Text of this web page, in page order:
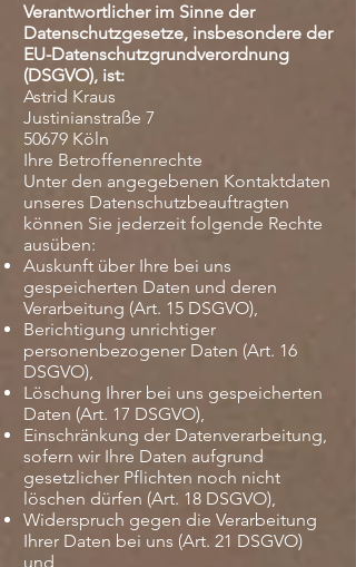
Verantwortlicher im Sinne der
Datenschutzgesetze, insbesondere der
EU-Datenschutzgrundverordnung
(DSGVO), ist:
Astrid Kraus
Justinianstraße 7
50679 Köln
Ihre Betroffenenrechte
Unter den angegebenen Kontaktdaten
unseres Datenschutzbeauftragten
können Sie jederzeit folgende Rechte
ausüben:
Auskunft über Ihre bei uns
gespeicherten Daten und deren
Verarbeitung (Art. 15 DSGVO),
Berichtigung unrichtiger
personenbezogener Daten (Art. 16
DSGVO),
Löschung Ihrer bei uns gespeicherten
Daten (Art. 17 DSGVO),
Einschränkung der Datenverarbeitung,
sofern wir Ihre Daten aufgrund
gesetzlicher Pflichten noch nicht
löschen dürfen (Art. 18 DSGVO),
Widerspruch gegen die Verarbeitung
Ihrer Daten bei uns (Art. 21 DSGVO)
und